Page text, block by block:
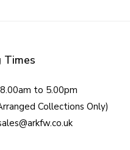
Times
to 5.00pm
Collections Only)